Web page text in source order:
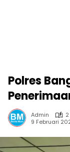
Polres
Admin
9 Februari